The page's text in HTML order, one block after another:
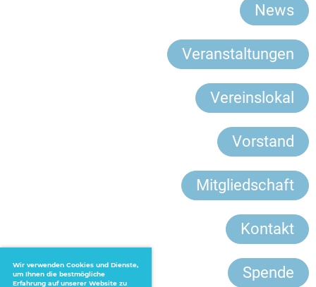
Wir verwenden Cookies und Dienste,
um Ihnen die bestmögliche
Erfahrung auf unserer Website zu
News
Veranstaltungen
Vereinslokal
Vorstand
Mitgliedschaft
Kontakt
Spende